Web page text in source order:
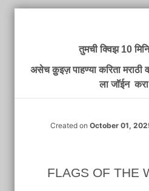
तुमची क्विझ 10
असेच क़ुइज़ पाहण्या करिता मराठी
ला जॉईन
Created on October 01,
FLAGS OF THE